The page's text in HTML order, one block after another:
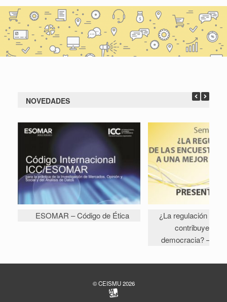
NOVEDADES
ESOMAR – Código de Ética
¿La regulación de
contribuye a
democracia? –
© CEISMU 2026